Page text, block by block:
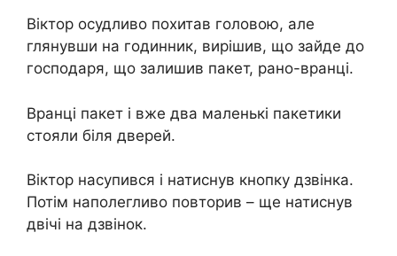
Віктор осудливо похитав головою, але
глянувши на годинник, вирішив, що зайде до
господаря, що залишив пакет, рано-вранці.
Вранці пакет і вже два маленькі пакетики
стояли біля дверей.
Віктор насупився і натиснув кнопку дзвінка.
Потім наполегливо повторив – ще натиснув
двічі на дзвінок.